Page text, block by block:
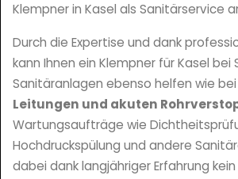
Klempner in Kasel als Sanitärservice
Durch die Expertise und dank
kann Ihnen ein Klempner für Kasel bei
Sanitäranlagen ebenso helfen wie bei
Leitungen und akuten
Wartungsaufträge wie
Hochdruckspülung und andere
dabei dank langjähriger Erfahrung